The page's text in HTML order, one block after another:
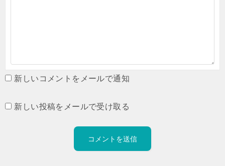
新しいコメントをメールで通知
新しい投稿をメールで受け取る